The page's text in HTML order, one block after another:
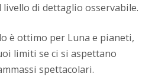
di dettaglio osservabile.
è ottimo per Luna e pianeti,
limiti se ci si aspettano
spettacolari.